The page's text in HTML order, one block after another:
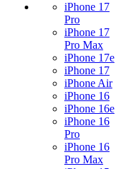
iPhone 17
Pro
iPhone 17
Pro Max
iPhone 17e
iPhone 17
iPhone Air
iPhone 16
iPhone 16e
iPhone 16
Pro
iPhone 16
Pro Max